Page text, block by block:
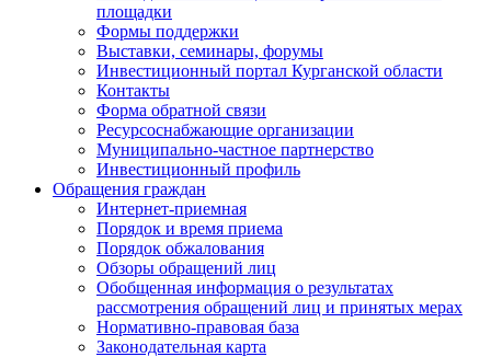
площадки
Формы поддержки
Выставки, семинары, форумы
Инвестиционный портал Курганской области
Контакты
Форма обратной связи
Ресурсоснабжающие организации
Муниципально-частное партнерство
Инвестиционный профиль
Обращения граждан
Интернет-приемная
Порядок и время приема
Порядок обжалования
Обзоры обращений лиц
Обобщенная информация о результатах
рассмотрения обращений лиц и принятых мерах
Нормативно-правовая база
Законодательная карта